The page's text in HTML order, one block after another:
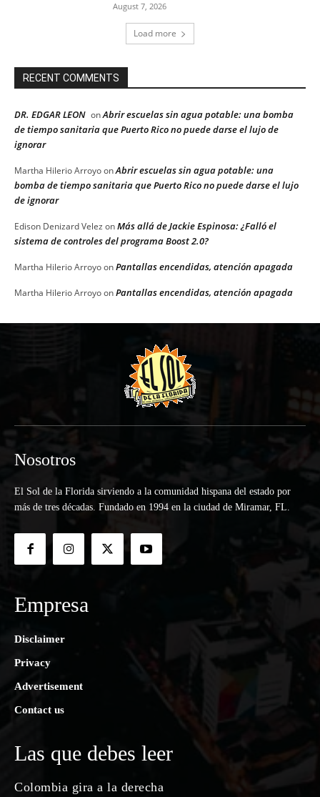
August 7, 2026
Load more
RECENT COMMENTS
DR. EDGAR LEON onAbrir escuelas sin agua potable: una bomba
de tiempo sanitaria que Puerto Rico no puede darse el lujo de
ignorar
Martha Hilerio ArroyoonAbrir escuelas sin agua potable: una
bomba de tiempo sanitaria que Puerto Rico no puede darse el lujo
de ignorar
Edison Denizard Velez onMás allá de Jackie Espinosa: ¿Falló el
sistema de controles del programa Boost 2.0?
Martha Hilerio ArroyoonPantallas encendidas, atención apagada
Martha Hilerio ArroyoonPantallas encendidas, atención apagada
Nosotros
El Sol de la Florida sirviendo a la comunidad hispana del estado por
más de tres décadas. Fundado en 1994 en la ciudad de Miramar, FL.
Empresa
Disclaimer
Privacy
Advertisement
Contact us
Las que debes leer
Colombia gira a la derecha